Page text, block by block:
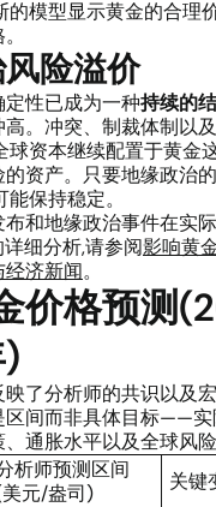
的模型显示黄金的合理
险溢价
性已成为一种持续的
。冲突、制裁体制以
资本继续配置于黄金
资产。只要地缘政治
保持稳定。
和地缘政治事件在实
细分析,请参阅影响黄
济新闻。
价格预测
了分析师的共识以及
区间而非具体目标——实
通胀水平以及全球风险
析师预测区间
元/盎司)
关键